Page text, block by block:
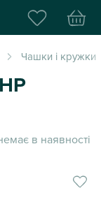
магазин
Чашки і кружки
в наявності